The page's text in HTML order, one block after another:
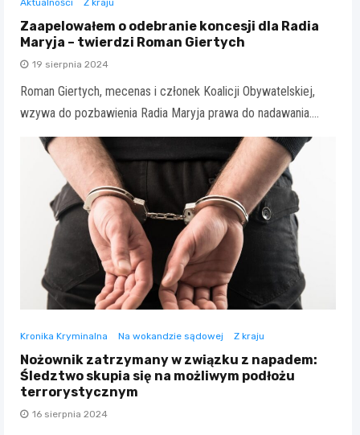
Aktualności Z kraju
Zaapelowałem o odebranie koncesji dla Radia
Maryja – twierdzi Roman Giertych
19 sierpnia 2024
Roman Giertych, mecenas i członek Koalicji Obywatelskiej,
wzywa do pozbawienia Radia Maryja prawa do nadawania.…
Kronika Kryminalna Na wokandzie sądowej Z kraju
Nożownik zatrzymany w związku z napadem:
Śledztwo skupia się na możliwym podłożu
terrorystycznym
16 sierpnia 2024